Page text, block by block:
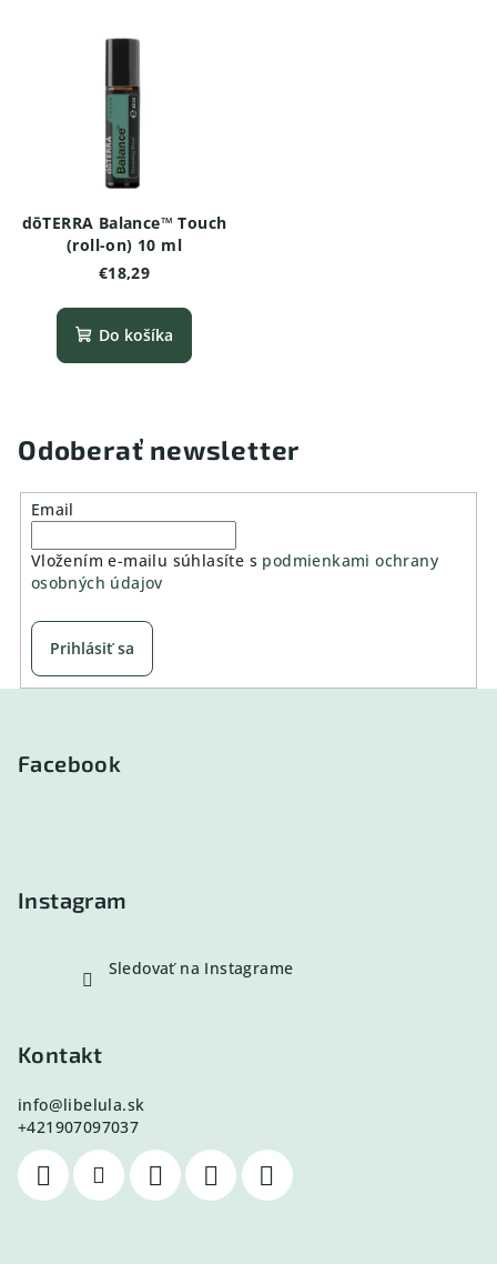
dōTERRA Balance™ Touch
(roll-on) 10 ml
€18,29
Do košíka
Odoberať newsletter
Email
Vložením e-mailu súhlasíte s podmienkami ochrany
osobných údajov
Prihlásiť sa
Facebook
Instagram
Sledovať na Instagrame
Kontakt
info@libelula.sk
+421907097037